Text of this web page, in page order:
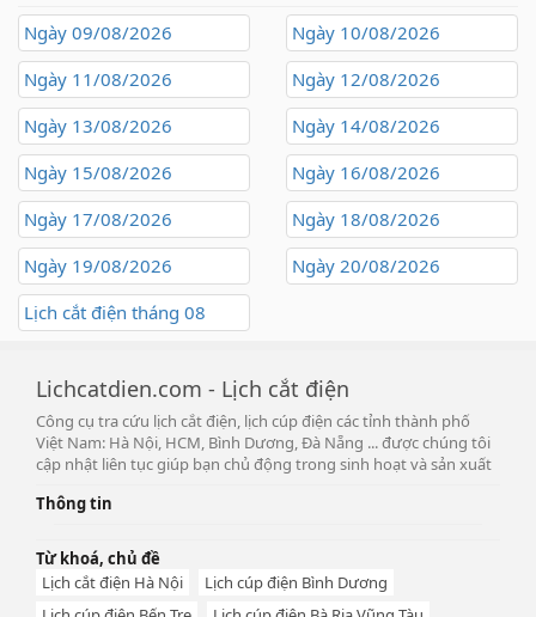
Ngày 09/08/2026
Ngày 10/08/2026
Ngày 11/08/2026
Ngày 12/08/2026
Ngày 13/08/2026
Ngày 14/08/2026
Ngày 15/08/2026
Ngày 16/08/2026
Ngày 17/08/2026
Ngày 18/08/2026
Ngày 19/08/2026
Ngày 20/08/2026
Lịch cắt điện tháng 08
Lichcatdien.com - Lịch cắt điện
Công cụ tra cứu lịch cắt điện, lịch cúp điện các tỉnh thành phố
Việt Nam: Hà Nội, HCM, Bình Dương, Đà Nẵng ... được chúng tôi
cập nhật liên tục giúp bạn chủ động trong sinh hoạt và sản xuất
Thông tin
Từ khoá, chủ đề
Lịch cắt điện Hà Nội
Lịch cúp điện Bình Dương